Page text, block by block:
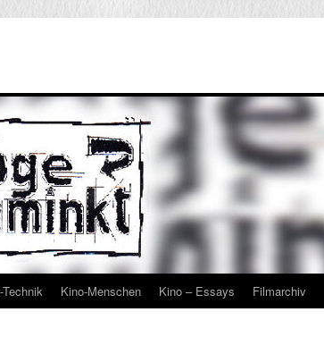
Technik Kino-Menschen Kino – Essays Filmarchiv